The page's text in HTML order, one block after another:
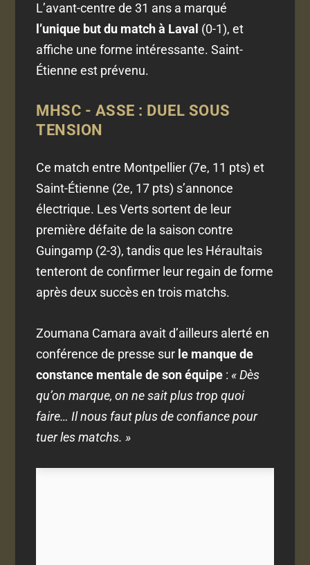
L’avant-centre de 31 ans a marqué
l’unique but du match à Laval (0-1), et
affiche une forme intéressante. Saint-
Étienne est prévenu.
MHSC - ASSE : DUEL SOUS
TENSION
Ce match entre Montpellier (7e, 11 pts) et
Saint-Étienne (2e, 17 pts) s’annonce
électrique. Les Verts sortent de leur
première défaite de la saison contre
Guingamp (2-3), tandis que les Héraultais
tenteront de confirmer leur regain de forme
après deux succès en trois matchs.
Zoumana Camara avait d’ailleurs alerté en
conférence de presse sur le manque de
constance mentale de son équipe :« Dès
qu’on marque, on ne sait plus trop quoi
faire… Il nous faut plus de confiance pour
tuer les matchs. »